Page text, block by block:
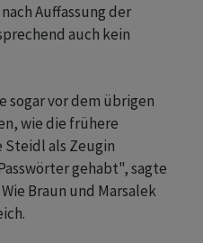
Auffassung der
auch kein
sogar vor dem übrigen
wie die frühere
als Zeugin
gehabt", sagte
Braun und Marsalek